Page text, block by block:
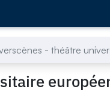
- théâtre